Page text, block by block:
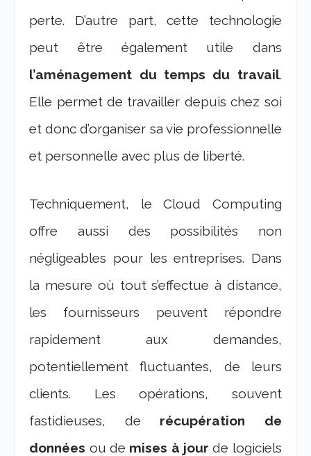
perte. D’autre part, cette technologie
peut être également utile dans
l’aménagement du temps du travail.
Elle permet de travailler depuis chez soi
et donc d’organiser sa vie professionnelle
et personnelle avec plus de liberté.
Techniquement, le Cloud Computing
offre aussi des possibilités non
négligeables pour les entreprises. Dans
la mesure où tout s’effectue à distance,
les fournisseurs peuvent répondre
rapidement aux demandes,
potentiellement fluctuantes, de leurs
clients. Les opérations, souvent
fastidieuses, de récupération de
données ou de mises à jour de logiciels